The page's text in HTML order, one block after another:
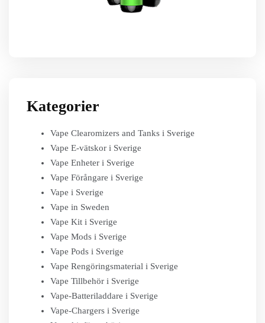
Kategorier
Vape Clearomizers and Tanks i Sverige
Vape E-vätskor i Sverige
Vape Enheter i Sverige
Vape Förångare i Sverige
Vape i Sverige
Vape in Sweden
Vape Kit i Sverige
Vape Mods i Sverige
Vape Pods i Sverige
Vape Rengöringsmaterial i Sverige
Vape Tillbehör i Sverige
Vape-Batteriladdare i Sverige
Vape-Chargers i Sverige